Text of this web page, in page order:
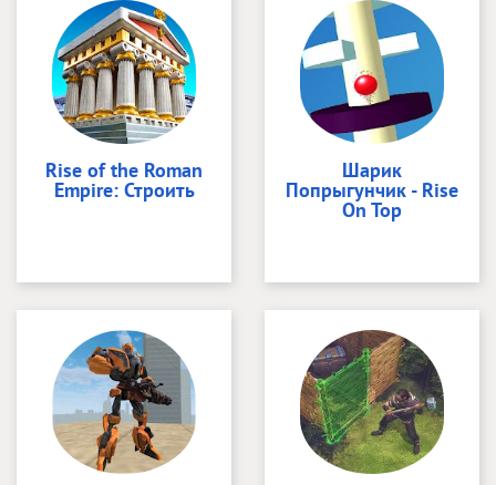
Rise of the Roman
Empire: Строить
Шарик
Попрыгунчик - Rise
On Top